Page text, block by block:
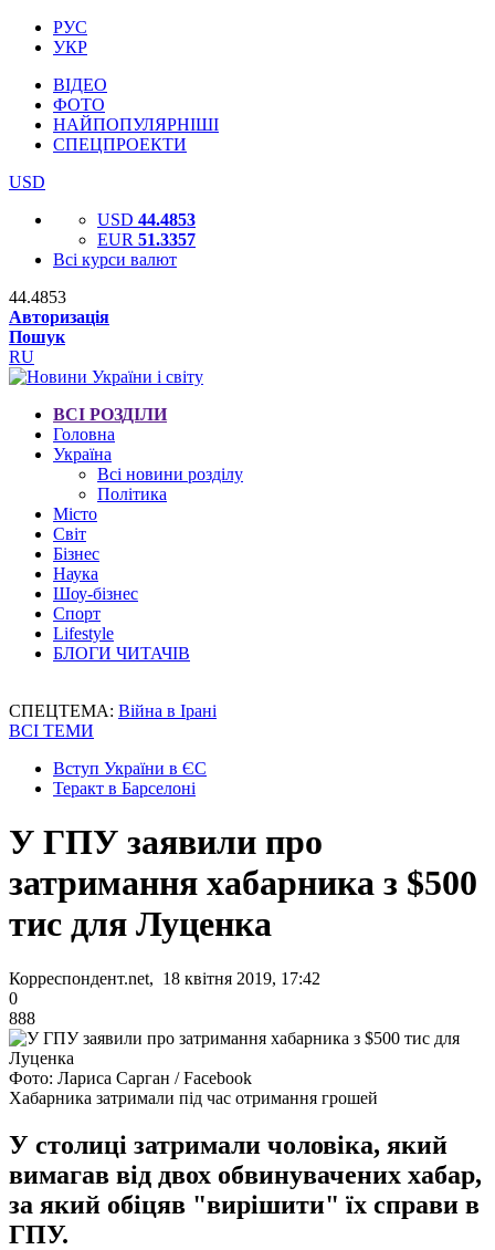
РУС
УКР
ВІДЕО
ФОТО
НАЙПОПУЛЯРНІШІ
СПЕЦПРОЕКТИ
USD
USD 44.4853
EUR 51.3357
Всі курси валют
44.4853
Авторизація
Пошук
RU
ВСІ РОЗДІЛИ
Головна
Україна
Всі новини розділу
Політика
Місто
Світ
Бізнес
Наука
Шоу-бізнес
Спорт
Lifestyle
БЛОГИ ЧИТАЧІВ
СПЕЦТЕМА: Війна в Ірані
ВСІ ТЕМИ
Вступ України в ЄС
Теракт в Барселоні
У ГПУ заявили про
затримання хабарника з $500
тис для Луценка
Корреспондент.net, 18 квітня 2019, 17:42
0
888
Фото: Лариса Сарган / Facebook
Хабарника затримали під час отримання грошей
У столиці затримали чоловіка, який
вимагав від двох обвинувачених хабар,
за який обіцяв "вирішити" їх справи в
ГПУ.